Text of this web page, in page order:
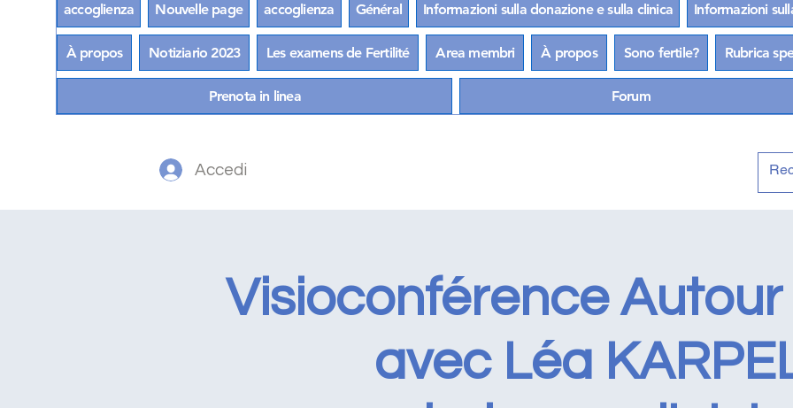
accoglienza Nouvelle page accoglienza Général Informazioni sulla donazione e sulla clinica Informazioni
À propos Notiziario 2023 Les examens de Fertilité Area membri À propos Sono fertile? Rubrica
Prenota in linea Forum
Accedi
Visioconférence Autour
avec Léa